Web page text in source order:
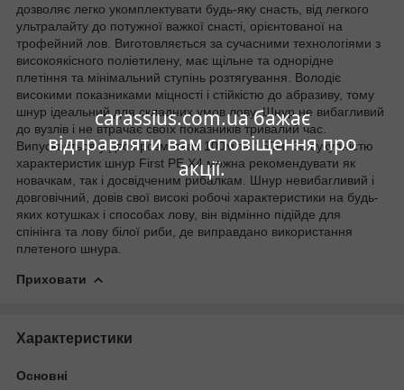
carassius.com.ua бажає
відправляти вам сповіщення про
акції.
дозволяє легко укомплектувати будь-яку снасть, від легкого
ультралайту до потужної важкої снасті, орієнтованої на
трофейний лов. Виготовляється за сучасними технологіями з
високоякісного поліетилену, має щільне та однорідне
плетіння та мінімальний ступінь розтягування. Володіє
високими показниками міцності і стійкістю до абразиву, тому
шнур ідеальний для складних умов лову. Шнур не вибагливий
до вузлів і не втрачає своїх показників тривалий час.
Випускається у двох розмотках 100м та 150м. За сукупністю
характеристик шнур First PE X4 можна рекомендувати як
новачкам, так і досвідченим рибалкам. Шнур невибагливий і
довговічний, довів свої високі робочі характеристики на будь-
яких котушках і способах лову, він відмінно підійде для
спінінга та лову білої риби, де виправдано використання
плетеного шнура.
Приховати
Характеристики
Основні